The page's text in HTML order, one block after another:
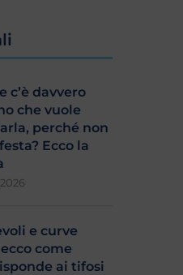
c’è davvero
che vuole
perché non
Ecco la
e curve
come
ai tifosi